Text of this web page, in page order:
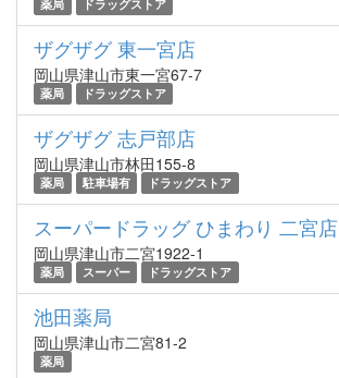
薬局 ドラッグストア
ザグザグ 東一宮店
岡山県津山市東一宮67-7
薬局 ドラッグストア
ザグザグ 志戸部店
岡山県津山市林田155-8
薬局 駐車場有 ドラッグストア
スーパードラッグ ひまわり 二宮店
岡山県津山市二宮1922-1
薬局 スーパー ドラッグストア
池田薬局
岡山県津山市二宮81-2
薬局